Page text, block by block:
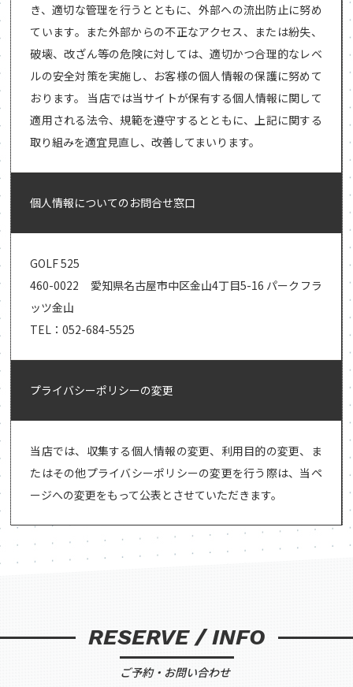
き、適切な管理を行うとともに、外部への流出防止に努め
ています。また外部からの不正なアクセス、または紛失、
破壊、改ざん等の危険に対しては、適切かつ合理的なレベ
ルの安全対策を実施し、お客様の個人情報の保護に努めて
おります。 当店では当サイトが保有する個人情報に関して
適用される法令、規範を遵守するとともに、上記に関する
取り組みを適宜見直し、改善してまいります。
個人情報についてのお問合せ窓口
GOLF 525
460-0022 愛知県名古屋市中区金山4丁目5-16 パークフラ
ッツ金山
TEL：052-684-5525
プライバシーポリシーの変更
当店では、収集する個人情報の変更、利用目的の変更、ま
たはその他プライバシーポリシーの変更を行う際は、当ペ
ージへの変更をもって公表とさせていただきます。
RESERVE / INFO
ご予約・お問い合わせ